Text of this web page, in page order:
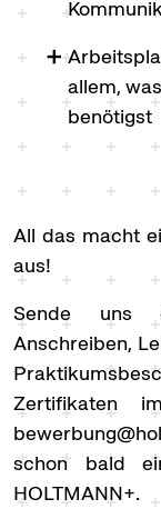
allem,
benötigst
All das macht
aus!
Sende uns
Anschreiben,
Zertifikaten
schon bald
HOLTMANN+.